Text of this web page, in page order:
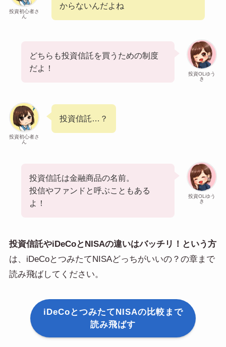
投資初心者さ
ん
からないんだよね
投資OLゆう
き
どちらも投資信託を買うための制度
だよ！
投資初心者さ
ん
投資信託…？
投資OLゆう
き
投資信託は金融商品の名前。
投信やファンドと呼ぶこともある
よ！
投資信託やiDeCoとNISAの違いはバッチリ！という方
は、iDeCoとつみたてNISAどっちがいいの？の章まで
読み飛ばしてください。
iDeCoとつみたてNISAの比較まで
読み飛ばす